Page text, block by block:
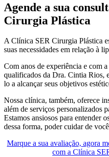
Agende a sua
Cirurgia Plástica
A Clínica SER Cirurgia Plástica
suas necessidades em relação à
Com anos de experiência e com
qualificados da Dra. Cintia Rios,
lo a alcançar seus objetivos
Nossa clínica, também, oferece
além de serviços personalizados
Estamos ansiosos para entender
dessa forma, poder cuidar de
Marque a sua avaliação, agora
com a Clínica